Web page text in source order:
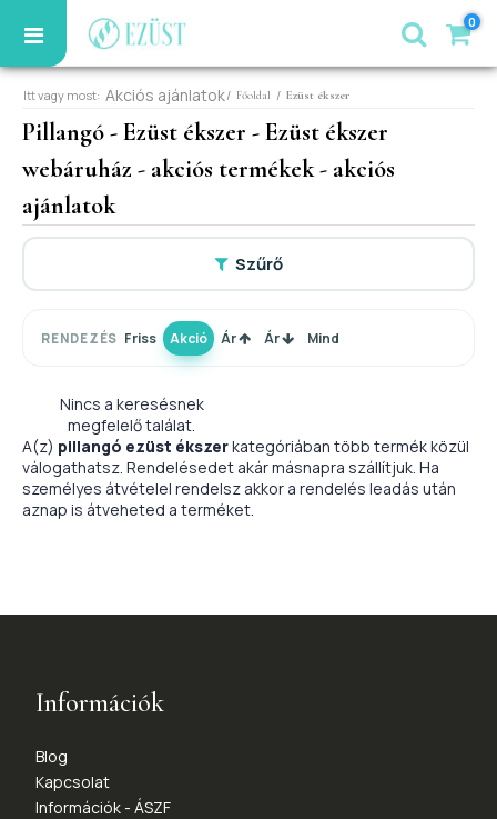
0
Itt vagy most: Akciós ajánlatok/ Főoldal / Ezüst ékszer
Pillangó - Ezüst ékszer - Ezüst ékszer
webáruház - akciós termékek - akciós
ajánlatok
Szűrő
RENDEZÉS Friss Akció Ár Ár Mind
Nincs a keresésnek
megfelelő találat.
A(z) pillangó ezüst ékszerkategóriában több termék közül
válogathatsz. Rendelésedet akár másnapra szállítjuk. Ha
személyes átvételel rendelsz akkor a rendelés leadás után
aznap is átveheted a terméket.
Információk
Blog
Kapcsolat
Információk - ÁSZF